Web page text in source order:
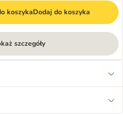
koszykaDodaj do koszyka
szczegóły